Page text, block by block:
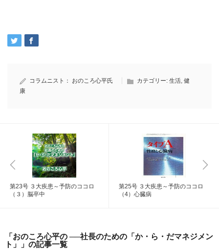
コラムニスト： おのころ心平氏 カテゴリー: 生活 健
康
第23号 ３大疾患～予防のココロ
（３）脳卒中
第25号 ３大疾患～予防のココロ
（4）心臓病
「おのころ心平の ──社長のための「か・ら・だマネジメン
ト」」の記事一覧